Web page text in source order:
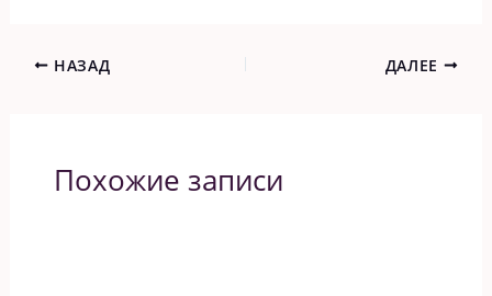
НАЗАД ДАЛЕЕ
Похожие записи